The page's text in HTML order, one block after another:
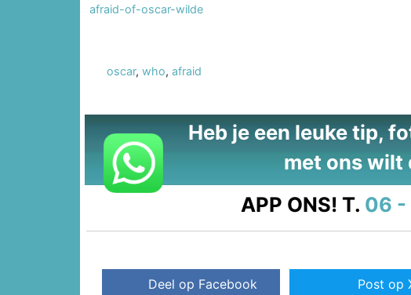
afraid-of-oscar-wilde
oscar, who, afraid
Heb je een leuke tip,
met ons wilt
APP ONS! T. 06 -
Deel op Facebook Post op